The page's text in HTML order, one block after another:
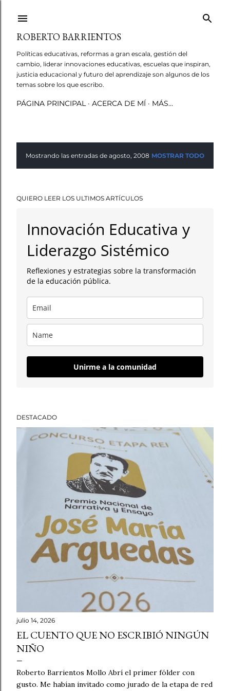
ROBERTO BARRIENTOS
Políticas educativas, reformas a gran escala, gestión del
cambio, liderar innovaciones educativas, escuelas que inspiran,
justicia educacional y futuro del aprendizaje son algunos de los
temas sobre los que escribo.
PÁGINA PRINCIPAL ACERCA DE MÍ MÁS…
E
t
Mostrando las entradas de agosto, 2008 MOSTRAR TODO
QUIERO LEER LOS ULTIMOS ARTÍCULOS
Innovación Educativa y
Liderazgo Sistémico
Reflexiones y estrategias sobre la transformación
de la educación pública.
Unirme a la comunidad
DESTACADO
julio 14, 2026
EL CUENTO QUE NO ESCRIBIÓ NINGÚN
NIÑO
Roberto Barrientos Mollo Abrí el primer fólder con
gusto. Me habían invitado como jurado de la etapa de red